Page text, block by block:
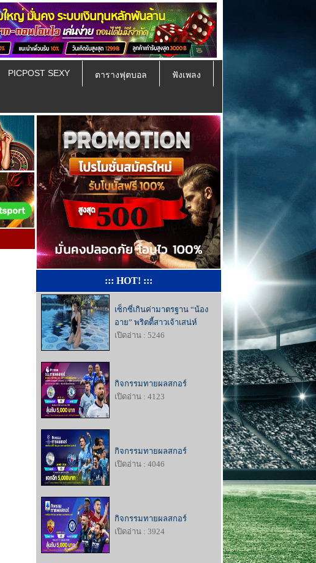
PICPOST SEXY ตารางฟุตบอล ฟังเพลง
::: HOT! :::
เซ็กซี่เกินค่ามาตรฐาน “น้อง
อาย” พริตตี้สาวเจ้าเสน่ห์
เปิดอ่าน : 5246
กิจกรรมทายผลสกอร์
เปิดอ่าน : 4123
กิจกรรมทายผลสกอร์
เปิดอ่าน : 4046
กิจกรรมทายผลสกอร์
เปิดอ่าน : 3924